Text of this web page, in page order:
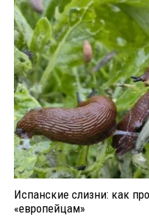
Испанские слизни: как
«европейцам»